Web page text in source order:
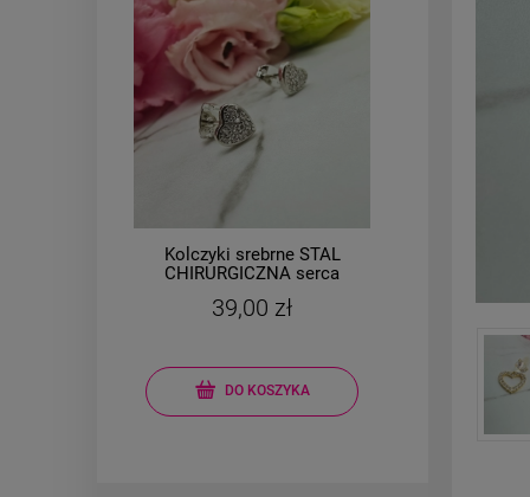
Kolczyki srebrne STAL
CHIRURGICZNA serca
39,00 zł
DO KOSZYKA